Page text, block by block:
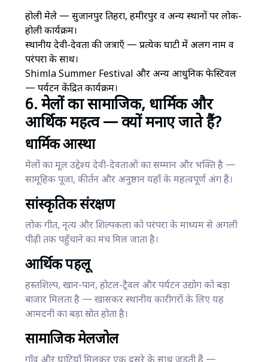
होली मेले — सुजानपुर तिहरा, हमीरपुर व अन्य स्थानों पर लोक-
होली कार्यक्रम।
स्थानीय देवी-देवता की जत्राएँ — प्रत्येक घाटी में अलग नाम व
परंपरा के साथ।
Shimla Summer Festival और अन्य आधुनिक फेस्टिवल
— पर्यटन केंद्रित कार्यक्रम।
6. मेलों का सामाजिक, धार्मिक और
आर्थिक महत्व — क्यों मनाए जाते हैं?
धार्मिक आस्था
मेलों का मूल उद्देश्य देवी-देवताओं का सम्मान और भक्ति है —
सामूहिक पूजा, कीर्तन और अनुष्ठान यहाँ के महत्वपूर्ण अंग हैं।
सांस्कृतिक संरक्षण
लोक गीत, नृत्य और शिल्पकला को परंपरा के माध्यम से अगली
पीढ़ी तक पहुँचाने का मंच मिल जाता है।
आर्थिक पहलू
हस्तशिल्प, खान-पान, होटल-ट्रैवल और पर्यटन उद्योग को बड़ा
बाजार मिलता है — खासकर स्थानीय कारीगरों के लिए यह
आमदनी का बड़ा स्रोत होता है।
सामाजिक मेलजोल